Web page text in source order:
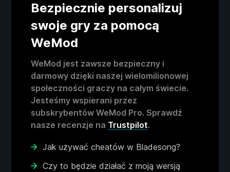
Bezpiecznie personalizuj
swoje gry za pomocą
WeMod
WeMod jest zawsze bezpieczny i
darmowy dzięki naszej wielomilionowej
społeczności graczy na całym świecie.
Jesteśmy wspierani przez
subskrybentów WeMod Pro. Sprawdź
nasze recenzje na Trustpilot.
Jak używać cheatów w Bladesong?
Czy to będzie działać z moją wersją